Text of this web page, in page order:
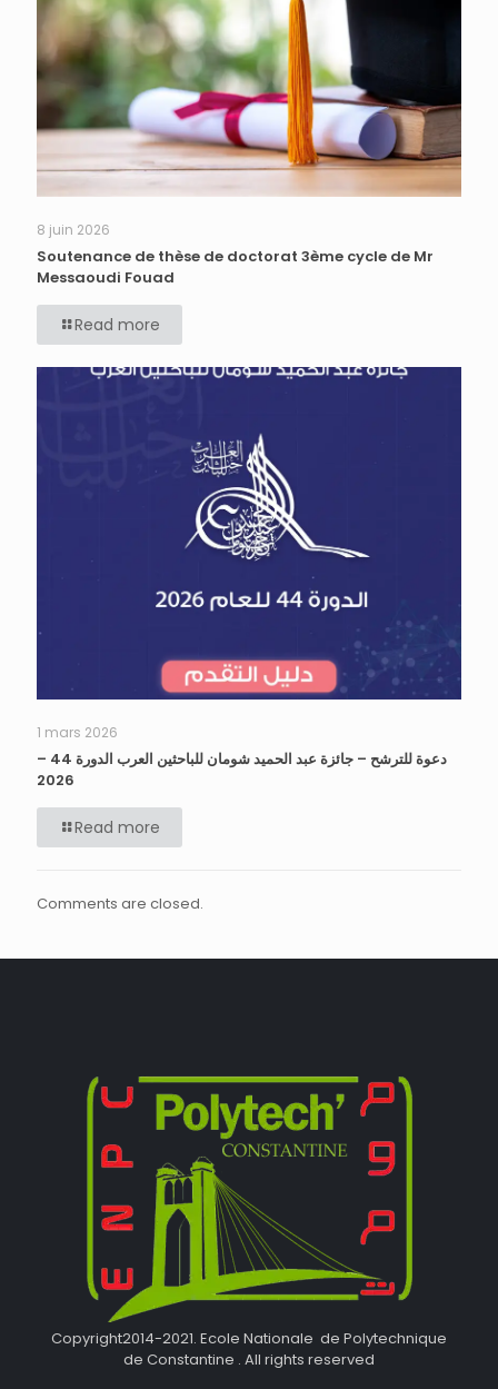
8 juin 2026
Soutenance de thèse de doctorat 3ème cycle de Mr
Messaoudi Fouad
Read more
1 mars 2026
دعوة للترشح – جائزة عبد الحميد شومان للباحثين العرب الدورة 44 –
Read more
Comments are closed.
Copyright2014-2021. Ecole Nationale de Polytechnique
de Constantine . All rights reserved